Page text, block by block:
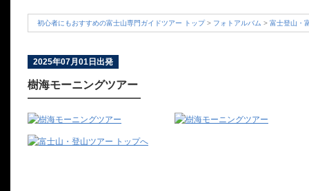
初心者にもおすすめの富士山専門ガイドツアー トップ> フォトアルバム > 富士登山・
2025年07月01日出発
樹海モーニングツアー